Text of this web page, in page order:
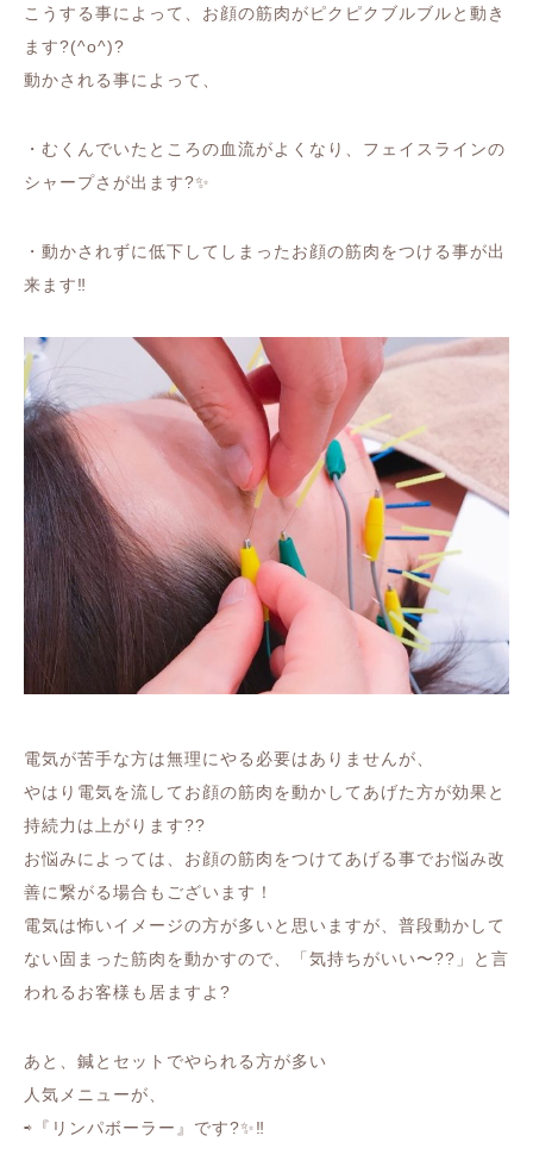
こうする事によって、お顔の筋肉がピクピクブルブルと動き
ます?(^o^)?
動かされる事によって、
・むくんでいたところの血流がよくなり、フェイスラインの
シャープさが出ます?✨
・動かされずに低下してしまったお顔の筋肉をつける事が出
来ます‼️
電気が苦手な方は無理にやる必要はありませんが、
やはり電気を流してお顔の筋肉を動かしてあげた方が効果と
持続力は上がります??
お悩みによっては、お顔の筋肉をつけてあげる事でお悩み改
善に繋がる場合もございます！
電気は怖いイメージの方が多いと思いますが、普段動かして
ない固まった筋肉を動かすので、「気持ちがいい〜??」と言
われるお客様も居ますよ?
あと、鍼とセットでやられる方が多い
人気メニューが、
⇨『リンパボーラー』です?✨‼️